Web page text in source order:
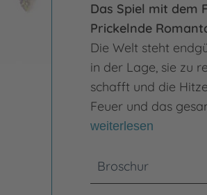
Das Spiel mit dem
Prickelnde
Die Welt steht
in der Lage, sie zu
schafft und die
Feuer und das
weiterlesen
Broschur